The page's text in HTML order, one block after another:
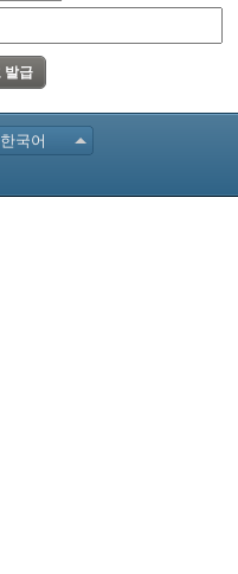
한국어